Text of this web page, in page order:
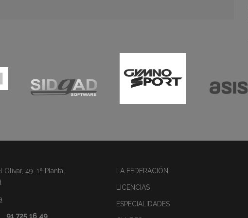
49. 1ª Planta.
91 725 16 49
LA FEDERACIÓN
LICENCIAS
ESPECIALIDADES